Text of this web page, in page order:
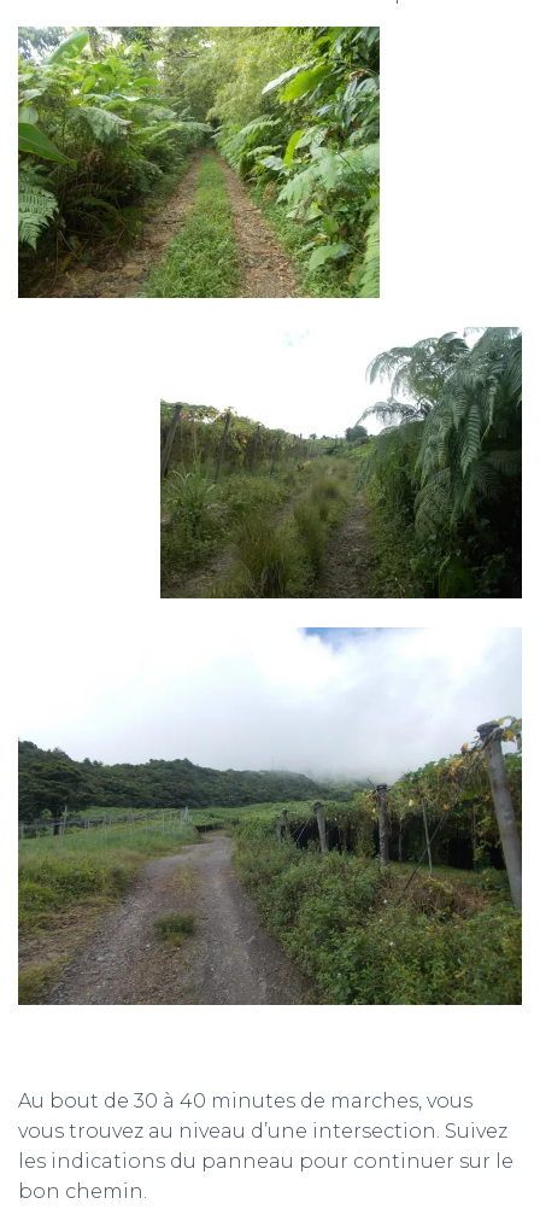
Au bout de 30 à 40 minutes de marches, vous
vous trouvez au niveau d’une intersection. Suivez
les indications du panneau pour continuer sur le
bon chemin.